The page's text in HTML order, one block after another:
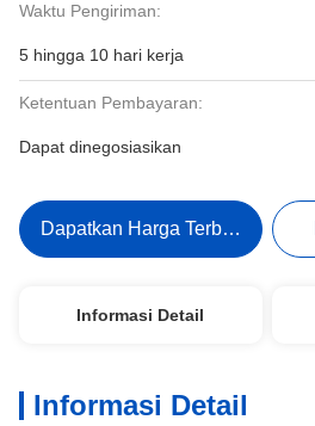
Waktu Pengiriman:
5 hingga 10 hari kerja
Ketentuan Pembayaran:
Dapat dinegosiasikan
Dapatkan Harga Terbaik
Informasi Detail
Informasi Detail